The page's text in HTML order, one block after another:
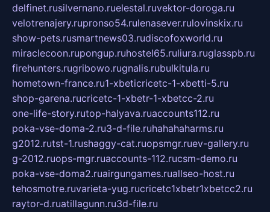
delfinet.rusilvernano.ruelestal.ruvektor-doroga.ru
velotrenajery.rupronso54.rulenasever.rulovinskix.ru
show-pets.rusmartnews03.rudiscofoxworld.ru
miraclecoon.rupongup.ruhostel65.ruliura.ruglasspb.ru
firehunters.rugribowo.rugnalis.rubulkitula.ru
hometown-france.ru1-xbeticricetc-1-xbetti-5.ru
shop-garena.rucricetc-1-xbetr-1-xbetcc-2.ru
one-life-story.rutop-halyava.ruaccounts112.ru
poka-vse-doma-2.ru3-d-file.ruhahahaharms.ru
g2012.rutst-1.rushaggy-cat.ruopsmgr.ruev-gallery.ru
g-2012.ruops-mgr.ruaccounts-112.rucsm-demo.ru
poka-vse-doma2.ruairgungames.ruallseo-host.ru
tehosmotre.ruvarieta-yug.rucricetc1xbetr1xbetcc2.ru
raytor-d.ruatillagunn.ru3d-file.ru